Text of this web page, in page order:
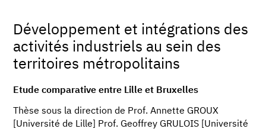
Développement et intégrations des
activités industriels au sein des
territoires métropolitains
Etude comparative entre Lille et Bruxelles
Thèse sous la direction de Prof. Annette GROUX
[Université de Lille] Prof. Geoffrey GRULOIS [Université